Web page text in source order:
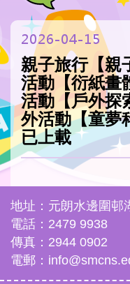
2026-04-15
親子旅行【親
活動【衍紙畫
活動【戶外探
外活動【童夢
已上載
地址：元朗水邊圍邨
電話：2479 9938
傳真：2944 0902
電郵：